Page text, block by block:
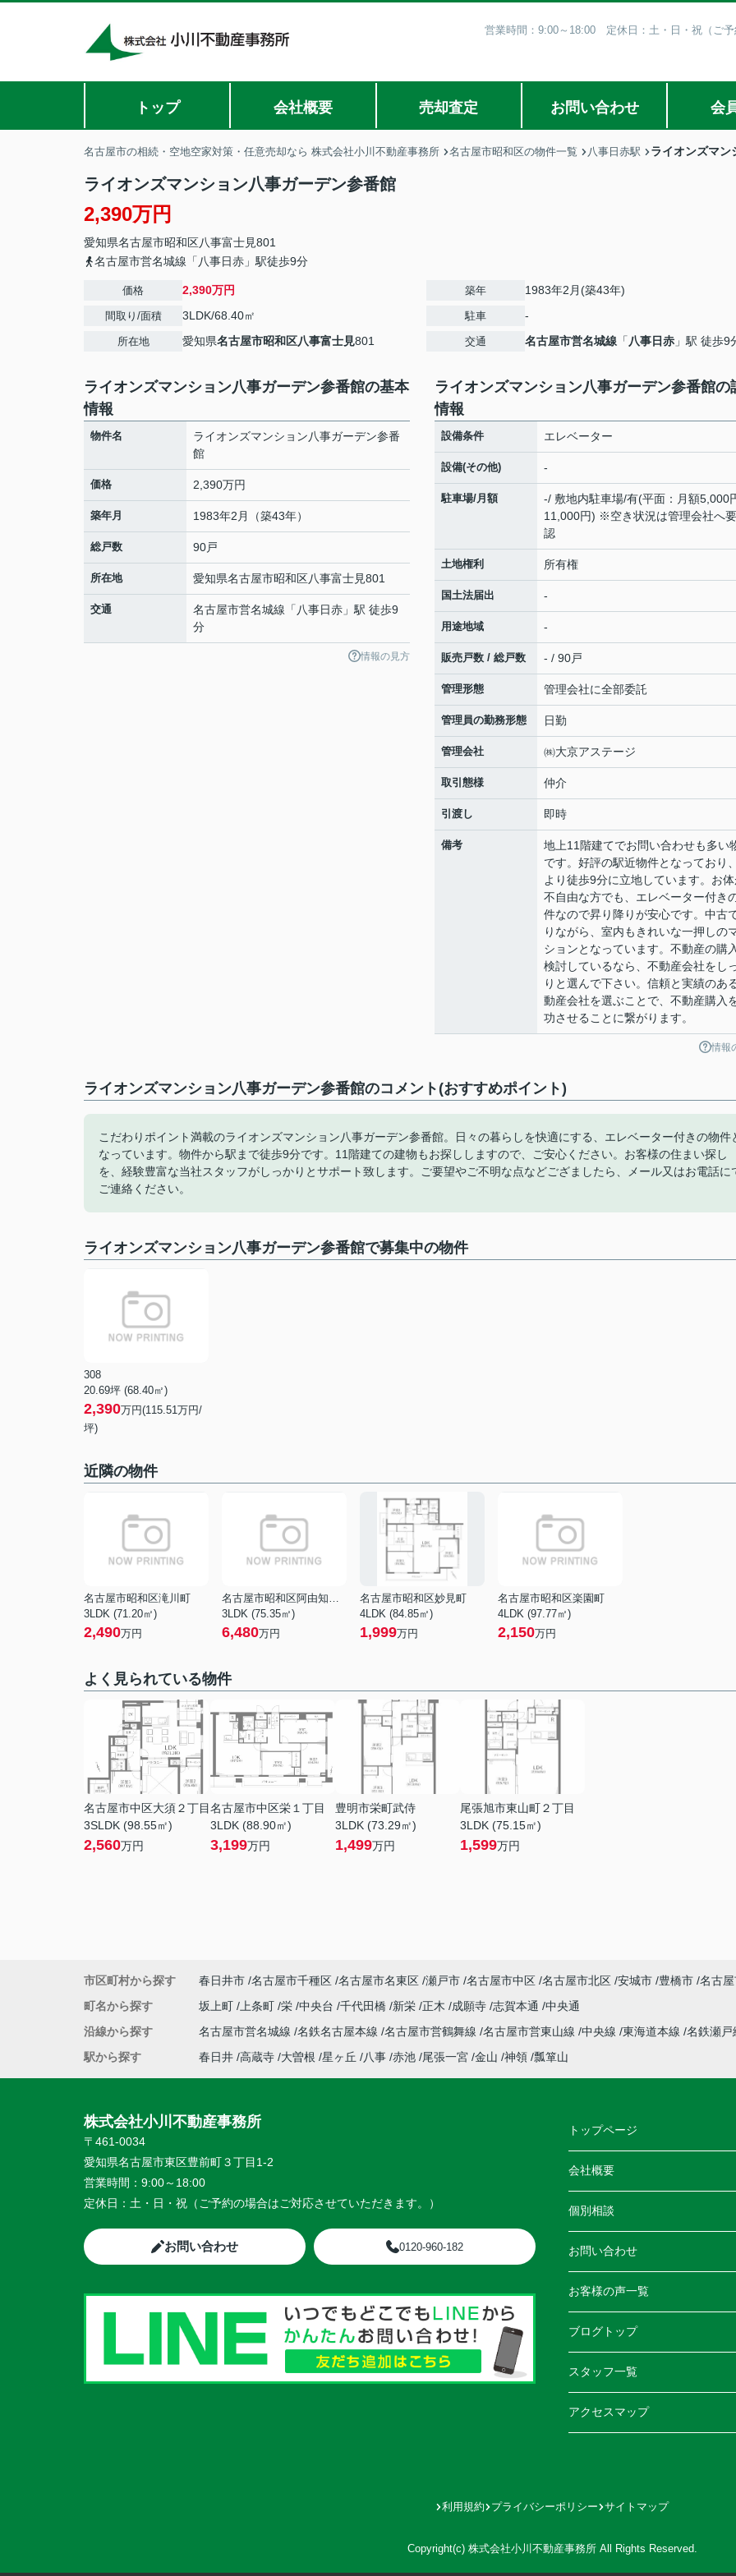
営業時間：9:00～18:00 定休日：土・日・祝（ご
トップ 会社概要 売却査定 お問い合わせ 会
名古屋市の相続・空地空家対策・任意売却なら 株式会社小川不動産事務所 名古屋市昭和区の物件一覧 八事日赤駅 ライオンズマン
ライオンズマンション八事ガーデン参番館
2,390万円
愛知県名古屋市昭和区八事富士見801
名古屋市営名城線「八事日赤」駅徒歩9分
価格 2,390万円
間取り/面積 3LDK/68.40㎡
所在地 愛知県名古屋市昭和区八事富士見801
築年 1983年2月(築43年)
駐車 -
交通 名古屋市営名城線 「 八事日赤 」駅 徒歩9
ライオンズマンション八事ガーデン参番館の基本
情報
物件名
ライオンズマンション八事ガーデン参番
館
価格 2,390万円
築年月 1983年2月（築43年）
総戸数 90戸
所在地 愛知県名古屋市昭和区八事富士見801
交通 名古屋市営名城線 「 八事日赤 」駅 徒歩9
分
情報の見方
ライオンズマンション八事ガーデン参番館の
情報
設備条件 エレベーター
設備(その他) -
駐車場/月額
-/ 敷地内駐車場/有(平面：月額5,000
11,000円) ※空き状況は管理会社へ
認
土地権利 所有権
国土法届出 -
用途地域 -
販売戸数 / 総戸数 - / 90戸
管理形態 管理会社に全部委託
管理員の勤務形態 日勤
管理会社 ㈱大京アステージ
取引態様 仲介
引渡し 即時
備考
地上11階建てでお問い合わせも多い
です。好評の駅近物件となっており
より徒歩9分に立地しています。お
不自由な方でも、エレベーター付き
件なので昇り降りが安心です。中古
りながら、室内もきれいな一押しの
ションとなっています。不動産の購
検討しているなら、不動産会社をし
りと選んで下さい。信頼と実績のあ
動産会社を選ぶことで、不動産購入
功させることに繋がります。
情報
ライオンズマンション八事ガーデン参番館のコメント(おすすめポイント)
こだわりポイント満載のライオンズマンション八事ガーデン参番館。日々の暮らしを快適にする、エレベーター付きの物件
なっています。物件から駅まで徒歩9分です。11階建ての建物もお探ししますので、ご安心ください。お客様の住まい探し
を、経験豊富な当社スタッフがしっかりとサポート致します。ご要望やご不明な点などござましたら、メール又はお電話に
ご連絡ください。
ライオンズマンション八事ガーデン参番館で募集中の物件
308
20.69坪 (68.40㎡)
2,390万円(115.51万円/
坪)
近隣の物件
名古屋市昭和区滝川町
3LDK (71.20㎡)
2,490万円
名古屋市昭和区阿由知通２丁目
3LDK (75.35㎡)
6,480万円
名古屋市昭和区妙見町
4LDK (84.85㎡)
1,999万円
名古屋市昭和区楽園町
4LDK (97.77㎡)
2,150万円
よく見られている物件
名古屋市中区大須２丁目
3SLDK (98.55㎡)
2,560万円
名古屋市中区栄１丁目
3LDK (88.90㎡)
3,199万円
豊明市栄町武侍
3LDK (73.29㎡)
1,499万円
尾張旭市東山町２丁目
3LDK (75.15㎡)
1,599万円
市区町村から探す 春日井市 名古屋市千種区 名古屋市名東区 瀬戸市 名古屋市中区 名古屋市北区 安城市 豊橋市 名古
町名から探す
坂上町 上条町 栄 中央台 千代田橋 新栄 正木 成願寺 志賀本通
中央通
沿線から探す
名古屋市営名城線 名鉄名古屋本線 名古屋市営鶴舞線 名古屋市営東山線 中央線 東海道本線 名鉄瀬
駅から探す
春日井 高蔵寺 大曽根 星ヶ丘 八事 赤池 尾張一宮 金山 神領 瓢箪山
株式会社小川不動産事務所
〒461-0034
愛知県名古屋市東区豊前町３丁目1-2
営業時間： 9:00～18:00
定休日： 土・日・祝（ご予約の場合はご対応させていただきます。）
お問い合わせ 0120-960-182
トップページ
会社概要
個別相談
お問い合わせ
お客様の声一覧
ブログトップ
スタッフ一覧
アクセスマップ
利用規約 プライバシーポリシー サイトマップ
Copyright(c) 株式会社小川不動産事務所 All Rights Reserved.